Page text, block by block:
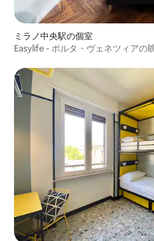
ミラノ中央駅の個室
Easylife - ポルタ・ヴェネツィアの